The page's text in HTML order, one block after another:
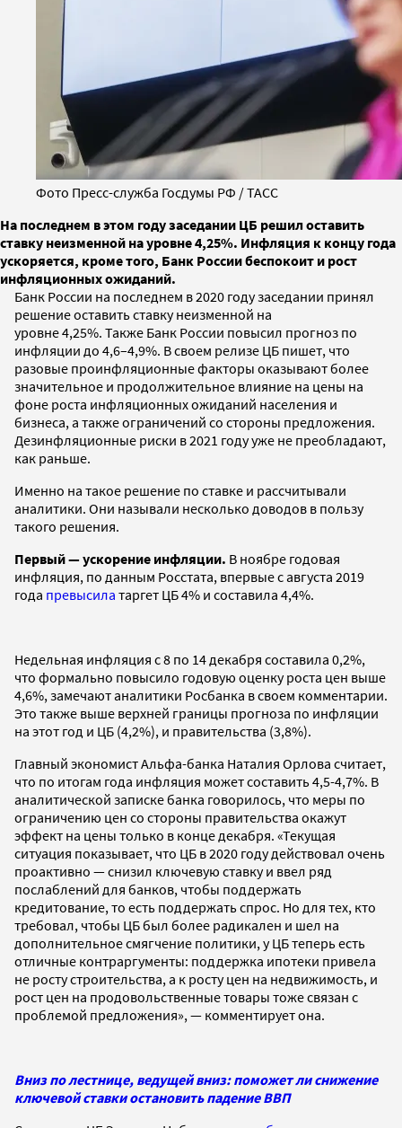
Фото Пресс-служба Госдумы РФ / ТАСС
На последнем в этом году заседании ЦБ решил оставить
ставку неизменной на уровне 4,25%. Инфляция к концу года
ускоряется, кроме того, Банк России беспокоит и рост
инфляционных ожиданий.
Банк России на последнем в 2020 году заседании принял
решение оставить ставку неизменной на
уровне 4,25%. Также Банк России повысил прогноз по
инфляции до 4,6–4,9%. В своем релизе ЦБ пишет, что
разовые проинфляционные факторы оказывают более
значительное и продолжительное влияние на цены на
фоне роста инфляционных ожиданий населения и
бизнеса, а также ограничений со стороны предложения.
Дезинфляционные риски в 2021 году уже не преобладают,
как раньше.
Именно на такое решение по ставке и рассчитывали
аналитики. Они называли несколько доводов в пользу
такого решения.
Первый — ускорение инфляции. В ноябре годовая
инфляция, по данным Росстата, впервые с августа 2019
года превысила таргет ЦБ 4% и составила 4,4%.
Недельная инфляция с 8 по 14 декабря составила 0,2%,
что формально повысило годовую оценку роста цен выше
4,6%, замечают аналитики Росбанка в своем комментарии.
Это также выше верхней границы прогноза по инфляции
на этот год и ЦБ (4,2%), и правительства (3,8%).
Главный экономист Альфа-банка Наталия Орлова считает,
что по итогам года инфляция может составить 4,5-4,7%. В
аналитической записке банка говорилось, что меры по
ограничению цен со стороны правительства окажут
эффект на цены только в конце декабря. «Текущая
ситуация показывает, что ЦБ в 2020 году действовал очень
проактивно — снизил ключевую ставку и ввел ряд
послаблений для банков, чтобы поддержать
кредитование, то есть поддержать спрос. Но для тех, кто
требовал, чтобы ЦБ был более радикален и шел на
дополнительное смягчение политики, у ЦБ теперь есть
отличные контраргументы: поддержка ипотеки привела
не росту строительства, а к росту цен на недвижимость, и
рост цен на продовольственные товары тоже связан с
проблемой предложения», — комментирует она.
Вниз по лестнице, ведущей вниз: поможет ли снижение
ключевой ставки остановить падение ВВП